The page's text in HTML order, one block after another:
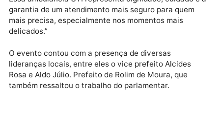
atendimento na localidade.
Durante a solenidade, o deputado Cássio Gois
destacou a importância de investir em saúde
“Investir em saúde é investir na vida das pessoas. Já
são cinco ambulâncias destinadas aos distritos,
uma pensada conforme a necessidade da população.